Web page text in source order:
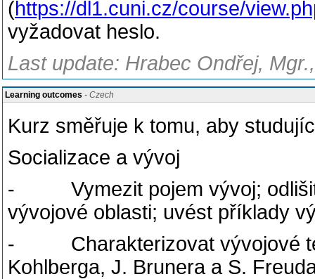
(https://dl1.cuni.cz/course/
vyžadovat heslo.
Last update: Hrabec Ondřej,
Learning outcomes - Czech
Kurz směřuje k tomu, aby
Socializace a vývoj
- Vymezit pojem vývoj; odlišit
vývojové oblasti; uvést příklady
- Charakterizovat vývojové
Kohlberga, J. Brunera a S.